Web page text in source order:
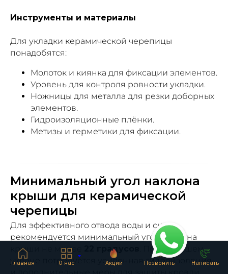
Главная О нас Акции Позвонить Написать
Инструменты и материалы
Для укладки керамической черепицы
понадобятся:
Молоток и киянка для фиксации элементов.
Уровень для контроля ровности укладки.
Ножницы для металла для резки доборных
элементов.
Гидроизоляционные плёнки.
Метизы и герметики для фиксации.
Минимальный угол наклона
крыши для керамической
черепицы
Для эффективного отвода воды и снега
рекомендуется минимальный угол наклона
крыши не менее
22 градусов
. При меньшем
уклоне потребуется усиленная гидроизоляция